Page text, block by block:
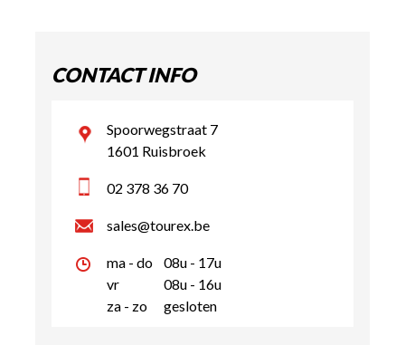
CONTACT INFO
Spoorwegstraat 7
1601 Ruisbroek
02 378 36 70
sales@tourex.be
ma - do
08u - 17u
vr
08u - 16u
za - zo
gesloten